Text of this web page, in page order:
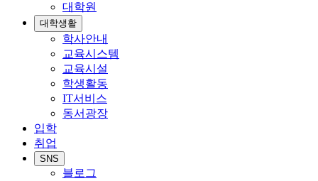
대학원
대학생활
학사안내
교육시스템
교육시설
학생활동
IT서비스
동서광장
입학
취업
SNS
블로그